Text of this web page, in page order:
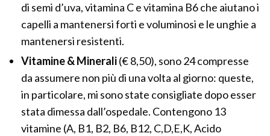
di semi d’uva, vitamina C e vitamina B6 che aiutano i
capelli a mantenersi forti e voluminosi e le unghie a
mantenersi resistenti.
Vitamine & Minerali(€ 8,50), sono 24 compresse
da assumere non più di una volta al giorno: queste,
in particolare, mi sono state consigliate dopo esser
stata dimessa dall’ospedale. Contengono 13
vitamine (A, B1, B2, B6, B12, C,D,E,K, Acido